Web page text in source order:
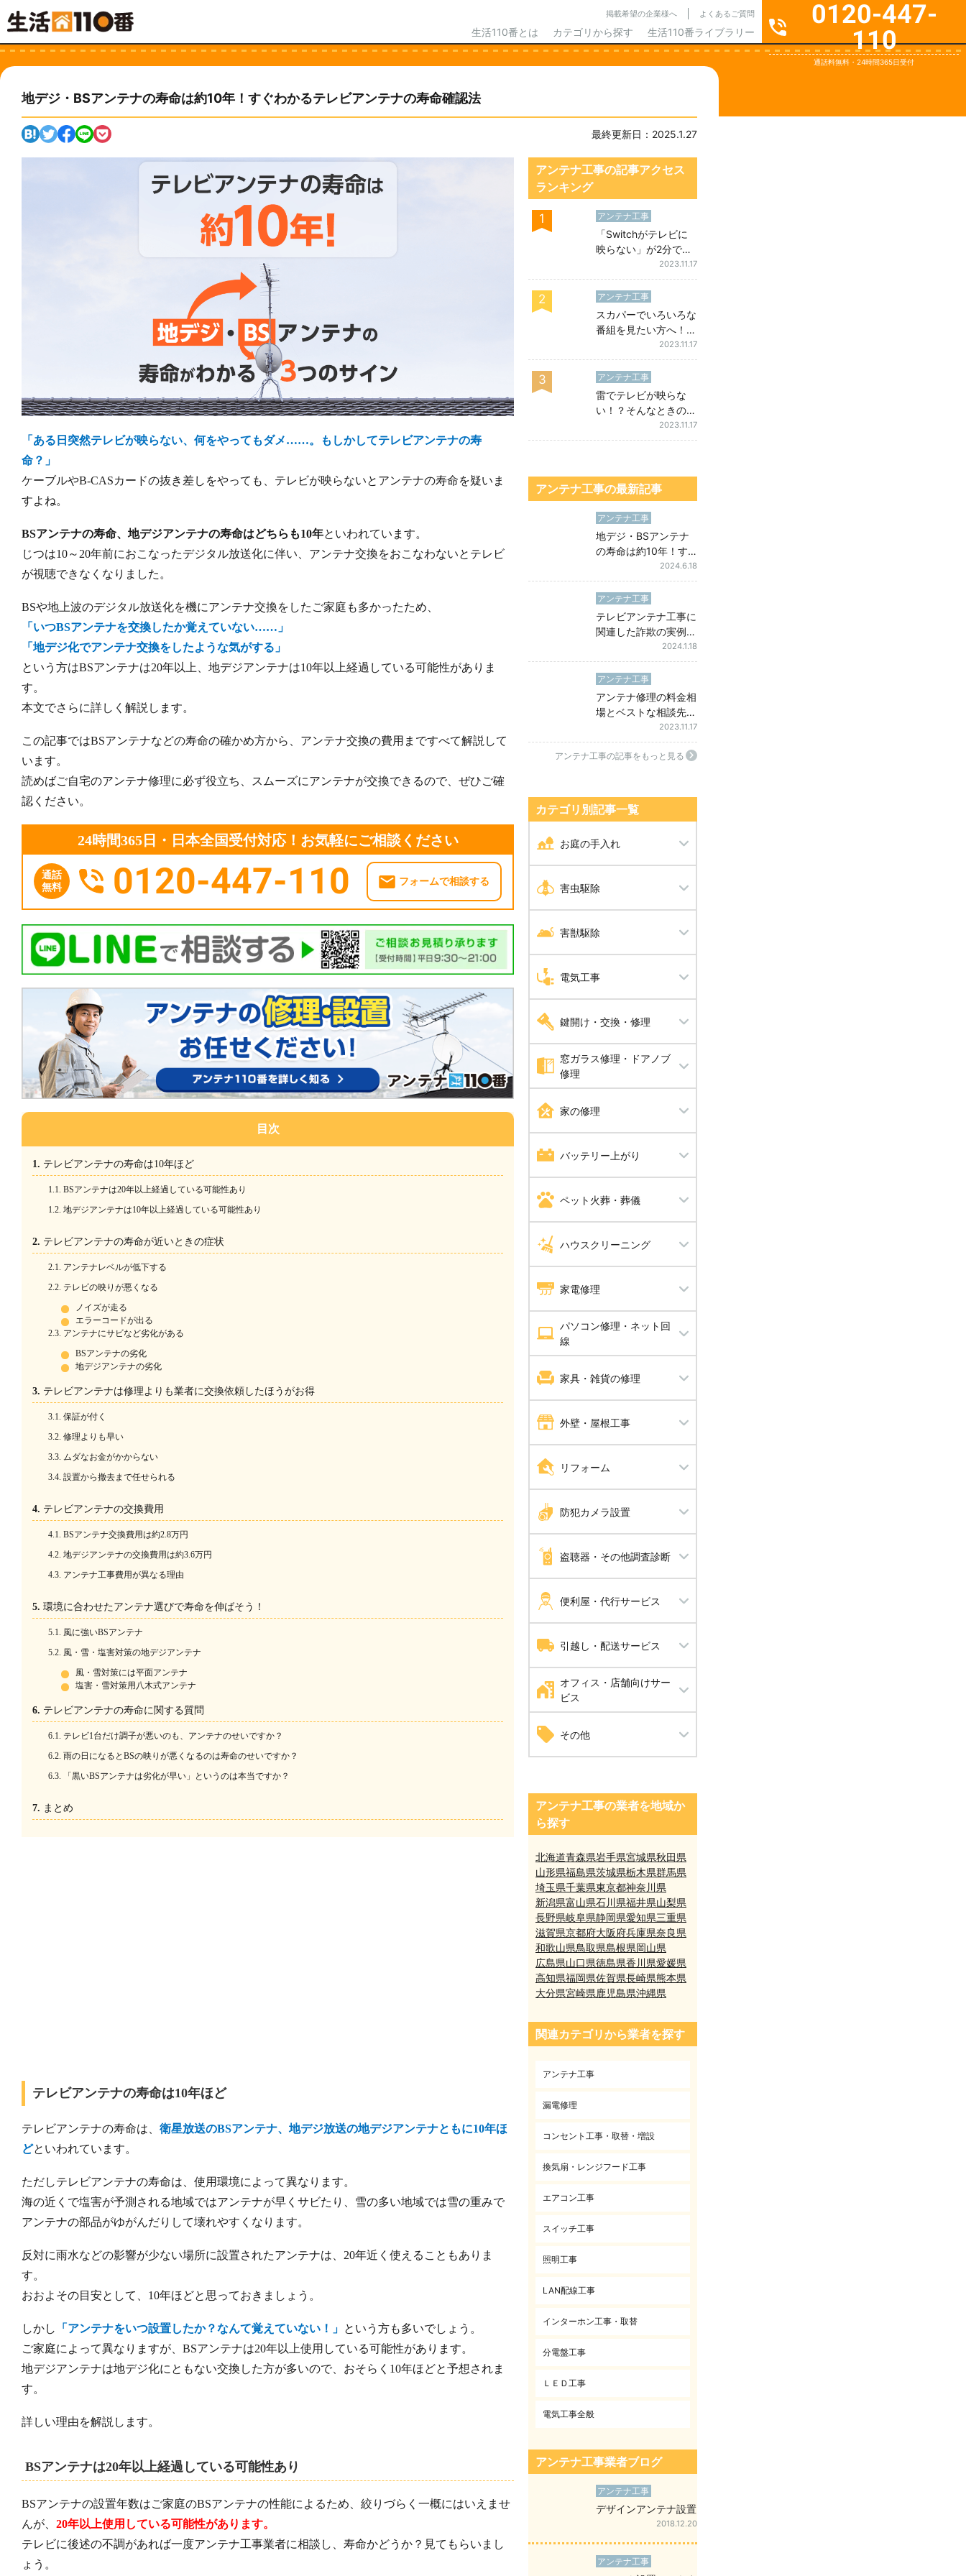
掲載希望の企業様へ よくあるご質問
生活110番とは カテゴリから探す 生活110番ライブラリー
0120-447-
110
通話料無料・24時間365日受付
地デジ・BSアンテナの寿命は約10年！すぐわかるテレビアンテナの寿命確認法
最終更新日：2025.1.27
「ある日突然テレビが映らない、何をやってもダメ……。もしかしてテレビアンテナの寿
命？」
ケーブルやB-CASカードの抜き差しをやっても、テレビが映らないとアンテナの寿命を疑いま
すよね。
BSアンテナの寿命、地デジアンテナの寿命はどちらも10年といわれています。
じつは10～20年前におこなったデジタル放送化に伴い、アンテナ交換をおこなわないとテレビ
が視聴できなくなりました。
BSや地上波のデジタル放送化を機にアンテナ交換をしたご家庭も多かったため、
「いつBSアンテナを交換したか覚えていない……」
「地デジ化でアンテナ交換をしたような気がする」
という方はBSアンテナは20年以上、地デジアンテナは10年以上経過している可能性がありま
す。
本文でさらに詳しく解説します。
この記事ではBSアンテナなどの寿命の確かめ方から、アンテナ交換の費用まですべて解説して
います。
読めばご自宅のアンテナ修理に必ず役立ち、スムーズにアンテナが交換できるので、ぜひご確
認ください。
24時間365日・日本全国受付対応！お気軽にご相談ください
通話
無料
0120-447-110 フォームで相談する
目次
テレビアンテナの寿命は10年ほど
BSアンテナは20年以上経過している可能性あり
地デジアンテナは10年以上経過している可能性あり
テレビアンテナの寿命が近いときの症状
アンテナレベルが低下する
テレビの映りが悪くなる
ノイズが走る
エラーコードが出る
アンテナにサビなど劣化がある
BSアンテナの劣化
地デジアンテナの劣化
テレビアンテナは修理よりも業者に交換依頼したほうがお得
保証が付く
修理よりも早い
ムダなお金がかからない
設置から撤去まで任せられる
テレビアンテナの交換費用
BSアンテナ交換費用は約2.8万円
地デジアンテナの交換費用は約3.6万円
アンテナ工事費用が異なる理由
環境に合わせたアンテナ選びで寿命を伸ばそう！
風に強いBSアンテナ
風・雪・塩害対策の地デジアンテナ
風・雪対策には平面アンテナ
塩害・雪対策用八木式アンテナ
テレビアンテナの寿命に関する質問
テレビ1台だけ調子が悪いのも、アンテナのせいですか？
雨の日になるとBSの映りが悪くなるのは寿命のせいですか？
「黒いBSアンテナは劣化が早い」というのは本当ですか？
まとめ
テレビアンテナの寿命は10年ほど
テレビアンテナの寿命は、 衛星放送のBSアンテナ、地デジ放送の地デジアンテナともに10年ほ
どといわれています。
ただしテレビアンテナの寿命は、使用環境によって異なります。
海の近くで塩害が予測される地域ではアンテナが早くサビたり、雪の多い地域では雪の重みで
アンテナの部品がゆがんだりして壊れやすくなります。
反対に雨水などの影響が少ない場所に設置されたアンテナは、20年近く使えることもありま
す。
おおよその目安として、10年ほどと思っておきましょう。
しかし 「アンテナをいつ設置したか？なんて覚えていない！」 という方も多いでしょう。
ご家庭によって異なりますが、BSアンテナは20年以上使用している可能性があります。
地デジアンテナは地デジ化にともない交換した方が多いので、おそらく10年ほどと予想されま
す。
詳しい理由を解説します。
BSアンテナは20年以上経過している可能性あり
BSアンテナの設置年数はご家庭のBSアンテナの性能によるため、絞りづらく一概にはいえませ
んが、 20年以上使用している可能性があります。
テレビに後述の不調があれば一度アンテナ工事業者に相談し、寿命かどうか？見てもらいまし
ょう。
アンテナ工事の記事アクセス
ランキング
1 アンテナ工事
「Switchがテレビに
映らない」が2分で直
る！原因と正しい対処
法
2023.11.17
2 アンテナ工事
スカパーでいろいろな
番組を見たい方へ！ア
ンテナ工事にかかる料
金・時間と工事の内容
について
2023.11.17
3 アンテナ工事
雷でテレビが映らな
い！？そんなときの対
処法や対策法を解説し
ます！
2023.11.17
アンテナ工事の最新記事
アンテナ工事
地デジ・BSアンテナ
の寿命は約10年！す
ぐわかるテレビアンテ
ナの寿命確認法
2024.6.18
アンテナ工事
テレビアンテナ工事に
関連した詐欺の実例を
2024.1.18
アンテナ工事
アンテナ修理の料金相
場とベストな相談先｜
費用を抑えたいならこ
れだけはチェック！
2023.11.17
アンテナ工事の記事をもっと見る
カテゴリ別記事⼀覧
お庭の手入れ
剪定
伐採
芝張り
砂利敷き
シャッター修理
アスファルト工事
ブロック工事・コンクリート工事
電動シャッター設置・修理
害虫駆除
シロアリ駆除
ダニ・ノミ・トコジラミ駆除
ムカデ駆除
アリ駆除
ゴキブリ駆除
害獣駆除
アライグマ・イタチ・ハクビシン
駆除
ハト駆除
ねずみ駆除
コウモリ駆除
電気工事
アンテナ工事
漏電修理
コンセント工事・取替・増設
換気扇・レンジフード工事
エアコン工事
スイッチ工事
LAN配線工事
インターホン工事・取替
分電盤工事
ＬＥＤ工事
電気工事全般
鍵開け・交換・修理
鍵開け・交換・修理
合い鍵製作
防犯鍵
窓ガラス修理・ドアノブ
修理
ガラス修理・交換
ドアノブ修理
家の修理
水漏れ修理・トイレつまり工事
雨漏り修理
給湯器修理・交換
防水工事
バッテリー上がり
バッテリー上がり
ペット火葬・葬儀
ペット火葬・葬儀
ハウスクリーニング
消臭・脱臭
ハウスクリーニング
エアコンクリーニング
バスルームクリーニング
家電修理
エアコン修理
パソコン修理・ネット回
線
パソコン修理
家具・雑貨の修理
家具修理
ピアノ調律 ピアノ修理
外壁・屋根工事
屋根工事
解体工事
外壁塗装・外壁工事
外張り断熱工事
リフォーム
内装工事
手すり設置
断熱工事
耐震工事
防犯カメラ設置
防犯カメラ設置
盗聴器・その他調査診断
盗聴器調査
便利屋・代行サービス
家具組立・移動
引越し・配送サービス
引越しオフィス・店舗向けサー
ビス
自動ドア修理
その他
アンテナ工事の業者を地域か
ら探す
北海道青森県岩手県宮城県秋田県
山形県福島県茨城県栃木県群馬県
埼玉県千葉県東京都神奈川県
新潟県富山県石川県福井県山梨県
長野県岐阜県静岡県愛知県三重県
滋賀県京都府大阪府兵庫県奈良県
和歌山県鳥取県島根県岡山県
広島県山口県徳島県香川県愛媛県
高知県福岡県佐賀県長崎県熊本県
大分県宮崎県鹿児島県沖縄県
関連カテゴリから業者を探す
アンテナ工事
漏電修理
コンセント工事・取替・増設
換気扇・レンジフード工事
エアコン工事
スイッチ工事
照明工事
LAN配線工事
インターホン工事・取替
分電盤工事
ＬＥＤ工事
電気工事全般
アンテナ工事業者ブログ
アンテナ工事
デザインアンテナ設置
2018.12.20
アンテナ工事